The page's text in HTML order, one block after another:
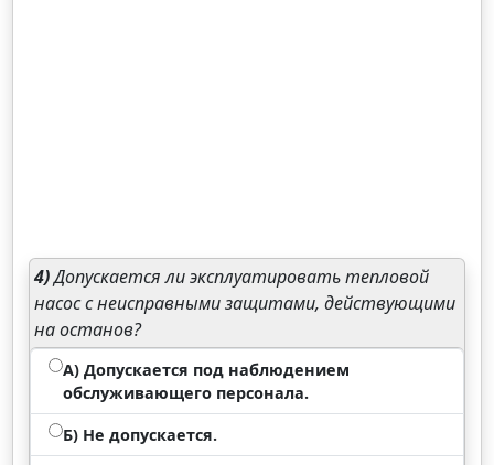
4)Допускается ли эксплуатировать тепловой
насос с неисправными защитами, действующими
на останов?
А) Допускается под наблюдением
обслуживающего персонала.
Б) Не допускается.